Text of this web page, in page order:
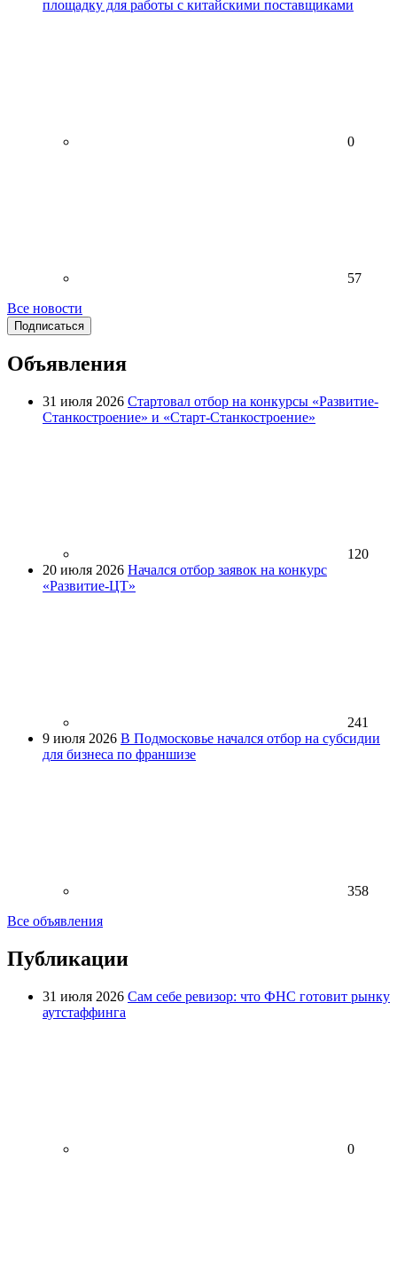
площадку для работы с китайскими поставщиками
0
57
Все новости
Подписаться
Объявления
31 июля 2026 Стартовал отбор на конкурсы «Развитие-
Станкостроение» и «Старт-Станкостроение»
120
20 июля 2026 Начался отбор заявок на конкурс
«Развитие-ЦТ»
241
9 июля 2026 В Подмосковье начался отбор на субсидии
для бизнеса по франшизе
358
Все объявления
Публикации
31 июля 2026 Сам себе ревизор: что ФНС готовит рынку
аутстаффинга
0